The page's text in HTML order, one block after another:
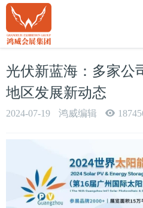
光伏新蓝海：多家公
地区发展新动态
2024-07-19 鸿威编辑